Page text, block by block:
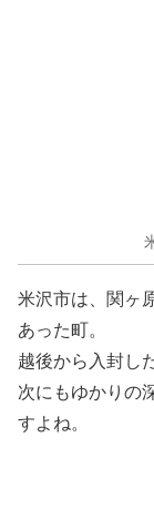
米沢市は、関ヶ
あった町。
越後から入封し
次にもゆかりの
すよね。